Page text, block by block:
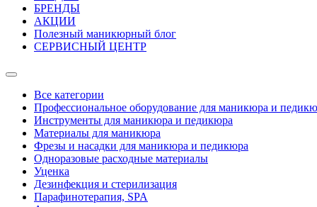
БРЕНДЫ
АКЦИИ
Полезный маникюрный блог
СЕРВИСНЫЙ ЦЕНТР
Все категории
Профессиональное оборудование для маникюра и
Инструменты для маникюра и педикюра
Материалы для маникюра
Фрезы и насадки для маникюра и педикюра
Одноразовые расходные материалы
Уценка
Дезинфекция и стерилизация
Парафинотерапия, SPA